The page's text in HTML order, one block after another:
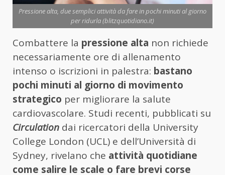
Pressione alta, due semplici attività da fare in pochi minuti al giorno
per ridurla (blitzquotidiano.it)
Combattere la pressione alta non richiede
necessariamente ore di allenamento
intenso o iscrizioni in palestra: bastano
pochi minuti al giorno di movimento
strategico per migliorare la salute
cardiovascolare. Studi recenti, pubblicati su
Circulation dai ricercatori della University
College London (UCL) e dell’Università di
Sydney, rivelano che attività quotidiane
come salire le scale o fare brevi corse